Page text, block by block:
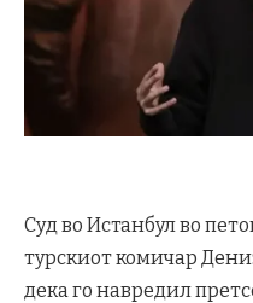
Суд во Истанбул во
турскиот комичар
дека го навредил